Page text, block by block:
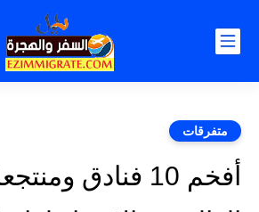
متفرقات
أفخم 10 فنادق